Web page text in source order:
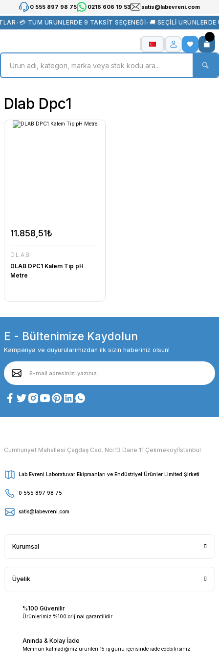
0 555 897 98 75 0216 606 19 53 satis@labevreni.com
•💳 TÜM ÜRÜNLERDE 9 TAKSİT SEÇENEĞİ•🚚 SEÇİLİ ÜRÜNLERDE
Dlab Dpc1
11.858,51₺
DLAB
DLAB DPC1 Kalem Tip pH
Metre
E - Bültenimize Kaydolun
Kampanya ve duyurularımızdan ilk sizin haberiniz olsun!
Cumhuriyet Mahallesi Çağdaş Cad. No:13 Daire:11 Çekmeköy/İstanbul
Lab Evreni Laboratuvar Ekipmanları ve Endüstriyel Ürünler Limited Şirketi
0 555 897 98 75
satis@labevreni.com
Kurumsal
Üyelik
%100 Güvenilir
Ürünlerimiz %100 orijinal garantilidir.
Anında & Kolay İade
Memnun kalmadığınız ürünleri 15 iş günü içerisinde iade edebilirsiniz.